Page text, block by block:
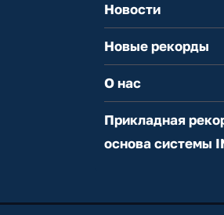
Новости
Новые рекорды
О нас
Прикладная
основа системы